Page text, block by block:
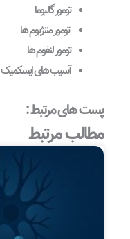
تومور گالیوما
تومور مننژیوم ها
تومور لنفوم ها
آسیب های ایسکمیک
پست های مرتبط :
مطالب مرتبط